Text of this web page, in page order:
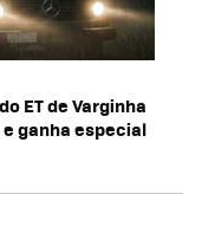
ET de Varginha
ganha especial